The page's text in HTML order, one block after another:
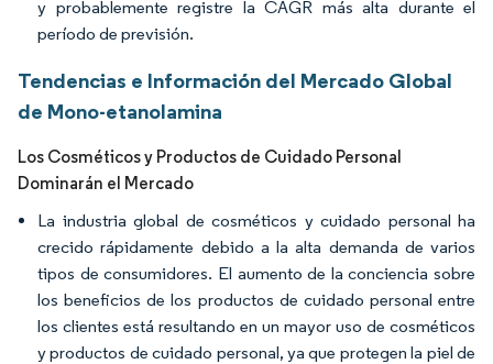
y probablemente registre la CAGR más alta durante el
período de previsión.
Tendencias e Información del Mercado Global
de Mono-etanolamina
Los Cosméticos y Productos de Cuidado Personal
Dominarán el Mercado
La industria global de cosméticos y cuidado personal ha
crecido rápidamente debido a la alta demanda de varios
tipos de consumidores. El aumento de la conciencia sobre
los beneficios de los productos de cuidado personal entre
los clientes está resultando en un mayor uso de cosméticos
y productos de cuidado personal, ya que protegen la piel de